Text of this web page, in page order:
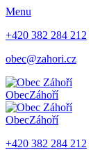
Menu
+420 382 284 212
obec@zahori.cz
ObecZáhoří
ObecZáhoří
+420 382 284 212